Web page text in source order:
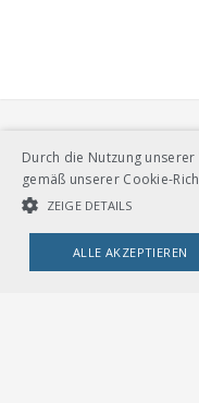
VERBAND ÖFFENTLICHER
Dählhölzliweg 12
CH-3005 Bern
Durch die Nutzung
gemäß unserer Cookie-
ZEIGE DETAILS
ALLE AKZEPTIEREN